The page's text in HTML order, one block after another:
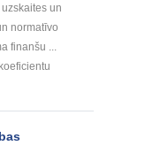
un
normatīvo
finanšu ...